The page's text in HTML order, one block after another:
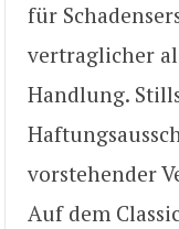
für
vertraglicher
Handlung.
vorstehender
Auf dem